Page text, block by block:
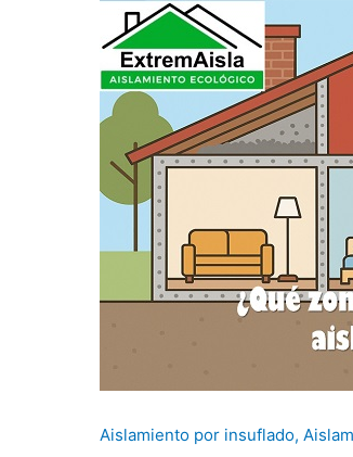
Aislamiento por insuflado,